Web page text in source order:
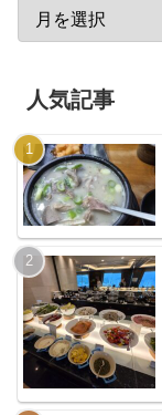
人気記事